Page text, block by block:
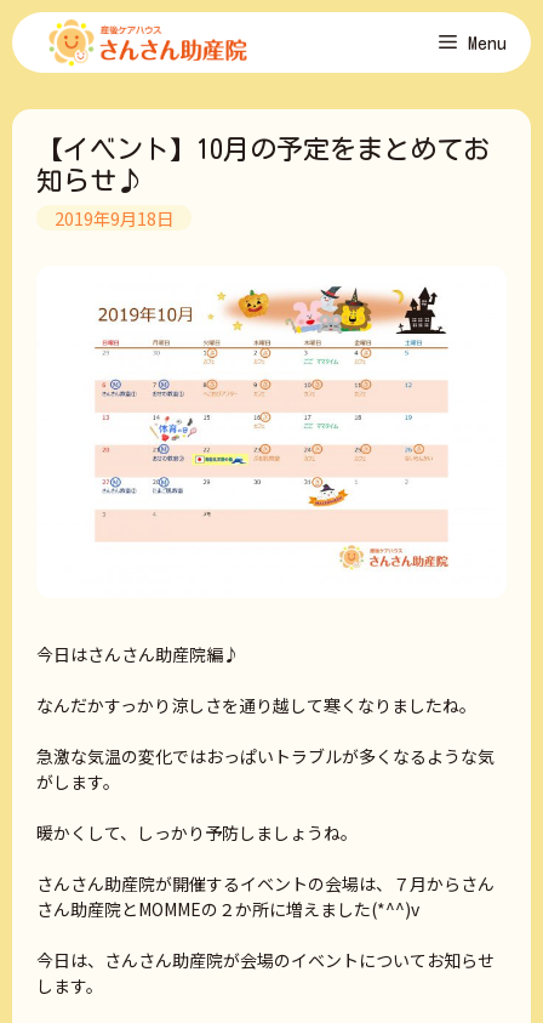
コ
ン
ツ
Menu
【イベント】10月の予定をまとめてお
知らせ♪
2019年9月18日
今日はさんさん助産院編♪
なんだかすっかり涼しさを通り越して寒くなりましたね。
急激な気温の変化ではおっぱいトラブルが多くなるような気
がします。
暖かくして、しっかり予防しましょうね。
さんさん助産院が開催するイベントの会場は、７月からさん
さん助産院とMOMMEの２か所に増えました(*^^)v
今日は、さんさん助産院が会場のイベントについてお知らせ
します。